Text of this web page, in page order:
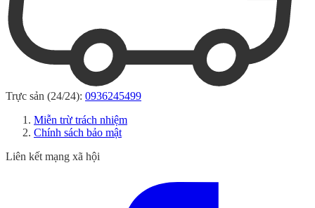
Trực sản (24/24): 0936245499
Miễn trừ trách nhiệm
Chính sách bảo mật
Liên kết mạng xã hội